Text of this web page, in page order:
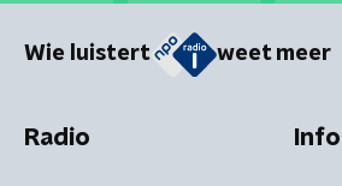
Wie luistert weet meer
Radio Info